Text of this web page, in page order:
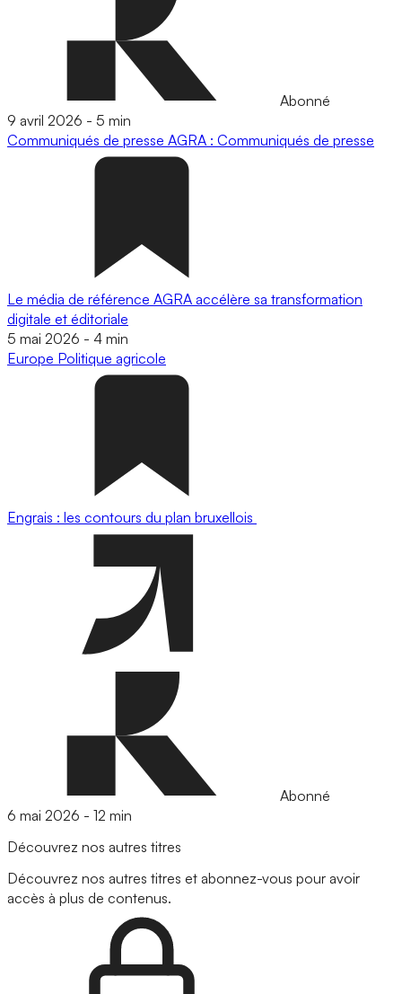
Abonné
9 avril 2026 - 5 min
Communiqués de presse AGRA : Communiqués de presse
Le média de référence AGRA accélère sa transformation
digitale et éditoriale
5 mai 2026 - 4 min
Europe Politique agricole
Engrais : les contours du plan bruxellois
Abonné
6 mai 2026 - 12 min
Découvrez nos autres titres
Découvrez nos autres titres et abonnez-vous pour avoir
accès à plus de contenus.